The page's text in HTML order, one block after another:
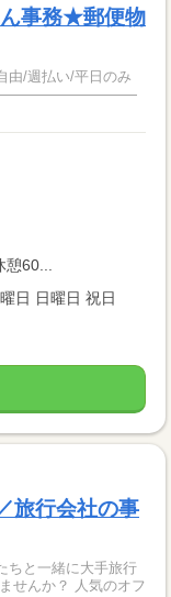
事務★郵便物
憩60...
日 日曜日 祝日
旅行会社の事
人気のオフ